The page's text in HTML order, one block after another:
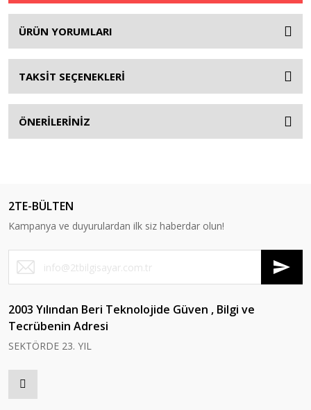
ÜRÜN YORUMLARI
TAKSİT SEÇENEKLERİ
ÖNERİLERİNİZ
2TE-BÜLTEN
Kampanya ve duyurulardan ilk siz haberdar olun!
2003 Yılından Beri Teknolojide Güven , Bilgi ve
Tecrübenin Adresi
SEKTÖRDE 23. YIL